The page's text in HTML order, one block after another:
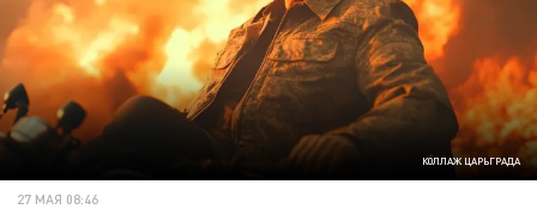
КОЛЛАЖ ЦАРЬГРАДА
27 МАЯ 08:46